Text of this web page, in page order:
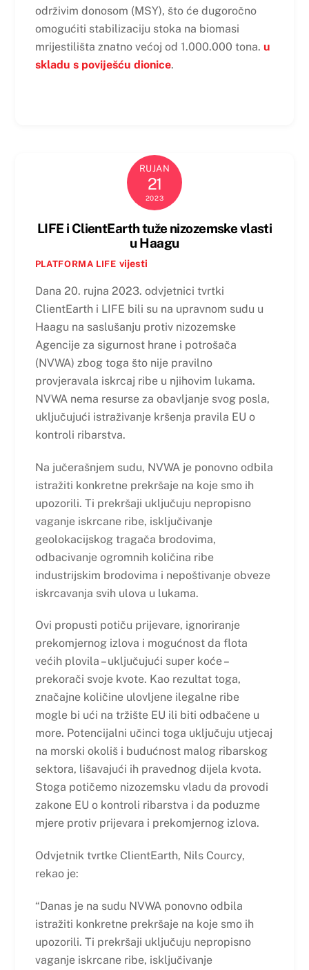
održivim donosom (MSY), što će dugoročno
omogućiti stabilizaciju stoka na biomasi
mrijestilišta znatno većoj od 1.000.000 tona. u
skladu s poviješću dionice.
RUJAN
21
2023
LIFE i ClientEarth tuže nizozemske vlasti
u Haagu
PLATFORMA LIFE vijesti
Dana 20. rujna 2023. odvjetnici tvrtki
ClientEarth i LIFE bili su na upravnom sudu u
Haagu na saslušanju protiv nizozemske
Agencije za sigurnost hrane i potrošača
(NVWA) zbog toga što nije pravilno
provjeravala iskrcaj ribe u njihovim lukama.
NVWA nema resurse za obavljanje svog posla,
uključujući istraživanje kršenja pravila EU o
kontroli ribarstva.
Na jučerašnjem sudu, NVWA je ponovno odbila
istražiti konkretne prekršaje na koje smo ih
upozorili. Ti prekršaji uključuju nepropisno
vaganje iskrcane ribe, isključivanje
geolokacijskog tragača brodovima,
odbacivanje ogromnih količina ribe
industrijskim brodovima i nepoštivanje obveze
iskrcavanja svih ulova u lukama.
Ovi propusti potiču prijevare, ignoriranje
prekomjernog izlova i mogućnost da flota
većih plovila – uključujući super koće –
prekorači svoje kvote. Kao rezultat toga,
značajne količine ulovljene ilegalne ribe
mogle bi ući na tržište EU ili biti odbačene u
more. Potencijalni učinci toga uključuju utjecaj
na morski okoliš i budućnost malog ribarskog
sektora, lišavajući ih pravednog dijela kvota.
Stoga potičemo nizozemsku vladu da provodi
zakone EU o kontroli ribarstva i da poduzme
mjere protiv prijevara i prekomjernog izlova.
Odvjetnik tvrtke ClientEarth, Nils Courcy,
rekao je:
“Danas je na sudu NVWA ponovno odbila
istražiti konkretne prekršaje na koje smo ih
upozorili. Ti prekršaji uključuju nepropisno
vaganje iskrcane ribe, isključivanje